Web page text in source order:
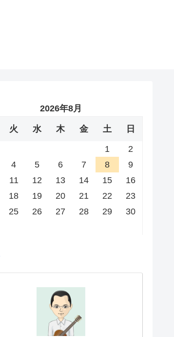
2026年8月
火 水 木 金 土 日
1
2
4 5 6 7 8
9
11 12 13 14 15
16
18 19 20 21 22
23
25 26 27 28 29
30